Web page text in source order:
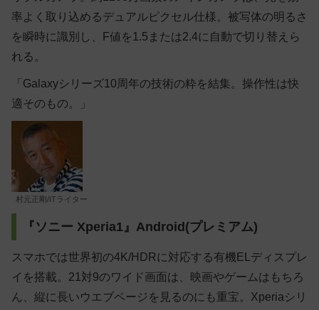
率よく取り込めるデュアルピクセル仕様。被写体の明るさ
を瞬時に識別し、F値を1.5または2.4に自動で切り替えら
れる。
「Galaxyシリーズ10周年の技術の粋を結集。操作性は快
適そのもの。」
村元正剛/ITライター
『ソニー Xperia1』Android(プレミアム)
スマホでは世界初の4K/HDRに対応する有機ELディスプレ
イを搭載。21対9のワイド画面は、映画やゲームはもちろ
ん、縦に長いウエブページを見るのにも重宝。Xperiaシリ